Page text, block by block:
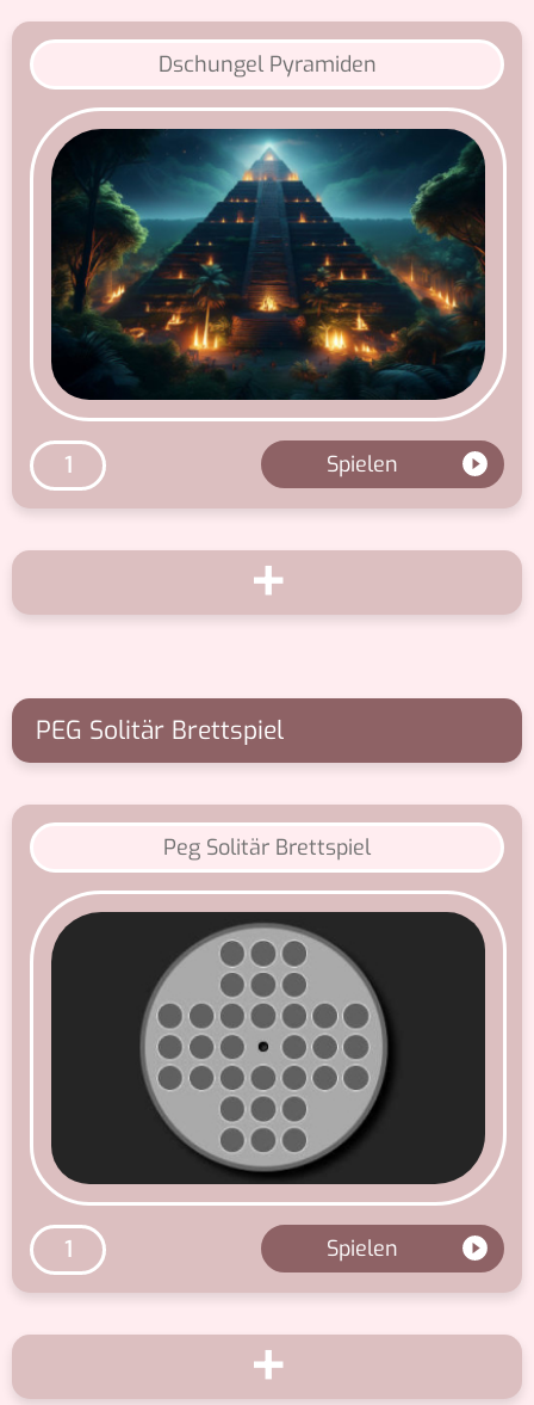
Dschungel Pyramiden
1 Spielen
+
PEG Solitär Brettspiel
Peg Solitär Brettspiel
1 Spielen
+